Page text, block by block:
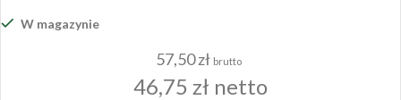
W magazynie
57,50zł brutto
46,75 zł netto